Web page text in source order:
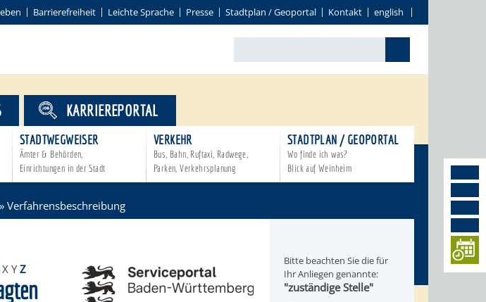
Barrierefreiheit Leichte Sprache Presse Stadtplan / Geoportal Kontakt english
STADTWEGWEISER
Ämter & Behörden,
Einrichtungen in der Stadt
VERKEHR
Bus, Bahn, Ruftaxi, Radwege,
Parken, Verkehrsplanung
STADTPLAN / GEOPORTAL
Wo finde ich was?
Blick auf Weinheim
KARRIEREPORTAL
» Verfahrensbeschreibung
X Y Z
Bitte beachten Sie die für
Ihr Anliegen genannte:
"zuständige Stelle"